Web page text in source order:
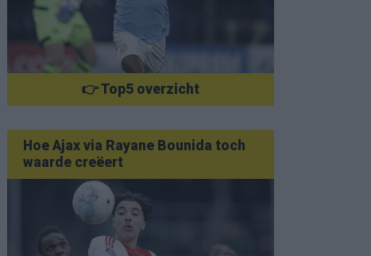
👉 Top5 overzicht
Hoe Ajax via Rayane Bounida toch
waarde creëert